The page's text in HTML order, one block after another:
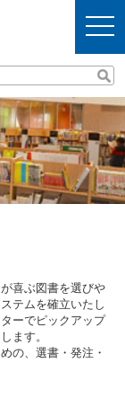
t
o
g
l
e
n
v
i
g
a
t
i
喜ぶ図書を選びや
テムを確立いたし
ーでピックアップ
ます。
の、選書・発注・